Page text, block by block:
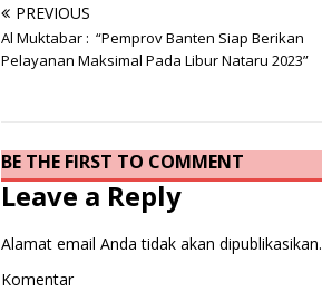
PREVIOUS
Al Muktabar : “Pemprov Banten Siap Berikan
Pelayanan Maksimal Pada Libur Nataru 2023”
BE THE FIRST TO COMMENT
Leave a Reply
Alamat email Anda tidak akan dipublikasikan.
Komentar